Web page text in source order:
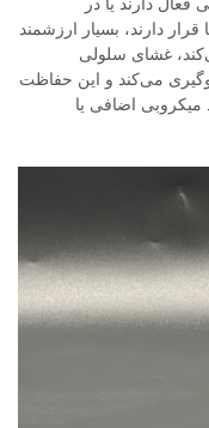
دارند، بسیار ارزشمند
غشای سلولی
می‌کند و این حفاظت
میکروبی اضافی یا